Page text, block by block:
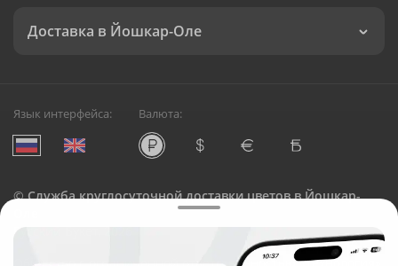
Доставка в Йошкар-Оле
Язык интерфейса: Валюта:
©Служба круглосуточной доставки цветов в Йошкар-
Русский Букет, 2026